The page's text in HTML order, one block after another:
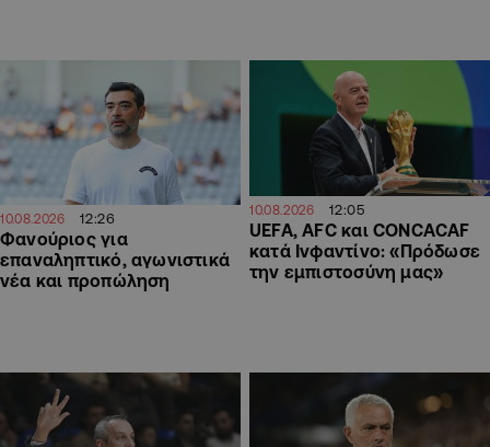
10.08.2026 12:26
Φανούριος για
επαναληπτικό, αγωνιστικά
νέα και προπώληση
10.08.2026 12:05
UEFA, AFC και CONCACAF
κατά Ινφαντίνο: «Πρόδωσε
την εμπιστοσύνη μας»